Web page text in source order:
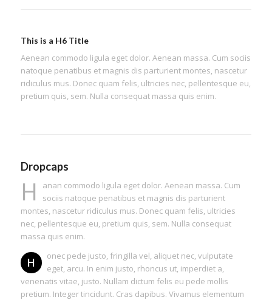
This is a H6 Title
Aenean commodo ligula eget dolor. Aenean massa. Cum sociis
natoque penatibus et magnis dis parturient montes, nascetur
ridiculus mus. Donec quam felis, ultricies nec, pellentesque eu,
pretium quis, sem. Nulla consequat massa quis enim.
Dropcaps
H
anan commodo ligula eget dolor. Aenean massa. Cum
sociis natoque penatibus et magnis dis parturient
montes, nascetur ridiculus mus. Donec quam felis, ultricies
nec, pellentesque eu, pretium quis, sem. Nulla consequat
massa quis enim.
H
onec pede justo, fringilla vel, aliquet nec, vulputate
eget, arcu. In enim justo, rhoncus ut, imperdiet a,
venenatis vitae, justo. Nullam dictum felis eu pede mollis
pretium. Integer tincidunt. Cras dapibus. Vivamus elementum